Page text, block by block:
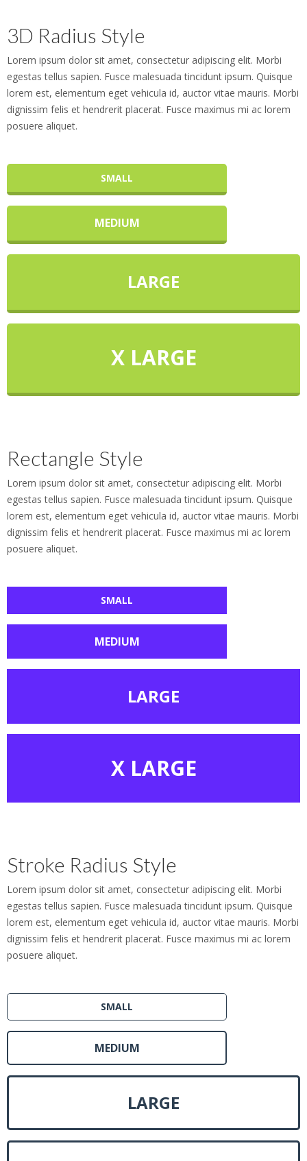
3D Radius Style
Lorem ipsum dolor sit amet, consectetur adipiscing elit. Morbi
egestas tellus sapien. Fusce malesuada tincidunt ipsum. Quisque
lorem est, elementum eget vehicula id, auctor vitae mauris. Morbi
dignissim felis et hendrerit placerat. Fusce maximus mi ac lorem
posuere aliquet.
SMALL
MEDIUM
LARGE
X LARGE
Rectangle Style
Lorem ipsum dolor sit amet, consectetur adipiscing elit. Morbi
egestas tellus sapien. Fusce malesuada tincidunt ipsum. Quisque
lorem est, elementum eget vehicula id, auctor vitae mauris. Morbi
dignissim felis et hendrerit placerat. Fusce maximus mi ac lorem
posuere aliquet.
SMALL
MEDIUM
LARGE
X LARGE
Stroke Radius Style
Lorem ipsum dolor sit amet, consectetur adipiscing elit. Morbi
egestas tellus sapien. Fusce malesuada tincidunt ipsum. Quisque
lorem est, elementum eget vehicula id, auctor vitae mauris. Morbi
dignissim felis et hendrerit placerat. Fusce maximus mi ac lorem
posuere aliquet.
SMALL
MEDIUM
LARGE